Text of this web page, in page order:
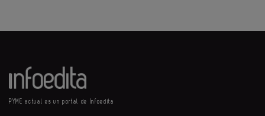
PYME actual es un portal de Infoedita